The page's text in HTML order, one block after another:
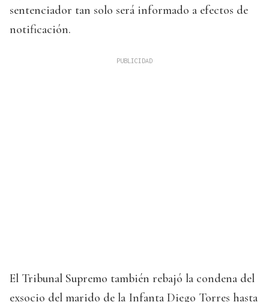
sentenciador tan solo será informado a efectos de
notificación.
El Tribunal Supremo también rebajó la condena del
exsocio del marido de la Infanta Diego Torres hasta